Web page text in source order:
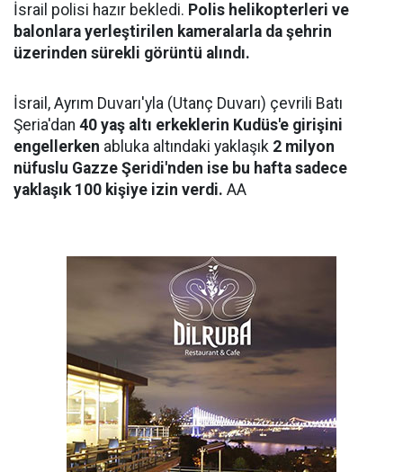
İsrail polisi hazır bekledi. Polis helikopterleri ve
balonlara yerleştirilen kameralarla da şehrin
üzerinden sürekli görüntü alındı.
İsrail, Ayrım Duvarı'yla (Utanç Duvarı) çevrili Batı
Şeria'dan 40 yaş altı erkeklerin Kudüs'e girişini
engellerken abluka altındaki yaklaşık 2 milyon
nüfuslu Gazze Şeridi'nden ise bu hafta sadece
yaklaşık 100 kişiye izin verdi. AA